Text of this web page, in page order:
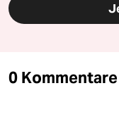
0 Kommentare